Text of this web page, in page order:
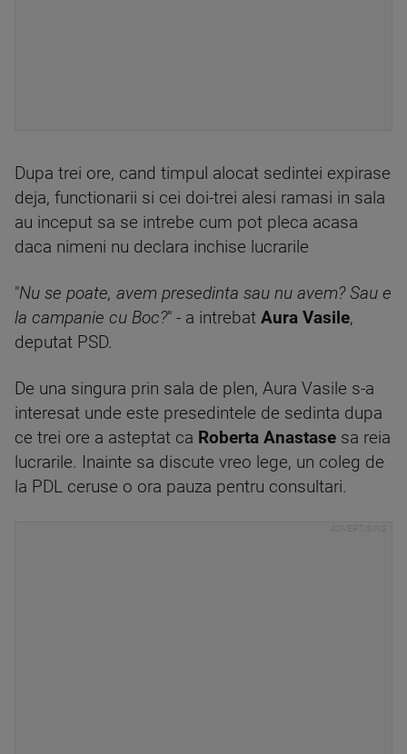
Dupa trei ore, cand timpul alocat sedintei expirase
deja, functionarii si cei doi-trei alesi ramasi in sala
au inceput sa se intrebe cum pot pleca acasa
daca nimeni nu declara inchise lucrarile
"Nu se poate, avem presedinta sau nu avem? Sau e
la campanie cu Boc?" - a intrebat Aura Vasile,
deputat PSD.
De una singura prin sala de plen, Aura Vasile s-a
interesat unde este presedintele de sedinta dupa
ce trei ore a asteptat ca Roberta Anastase sa reia
lucrarile. Inainte sa discute vreo lege, un coleg de
la PDL ceruse o ora pauza pentru consultari.